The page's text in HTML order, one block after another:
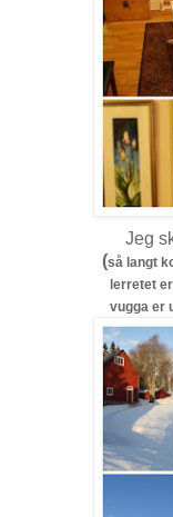
Jeg
(så langt
lerretet
vugga er